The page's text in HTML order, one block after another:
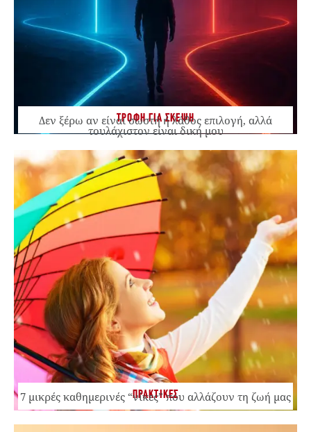
ΤΡΟΦΗ ΓΙΑ ΣΚΕΨΗ
Δεν ξέρω αν είναι σωστή ή λάθος επιλογή, αλλά
τουλάχιστον είναι δική μου
ΠΡΑΚΤΙΚΕΣ
7 μικρές καθημερινές “νίκες” που αλλάζουν τη ζωή μας